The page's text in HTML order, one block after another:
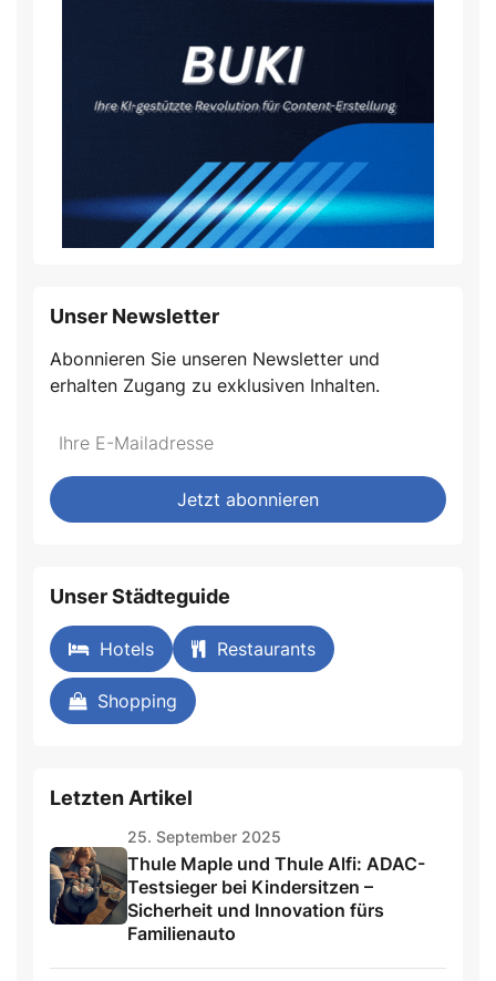
Unser Newsletter
Abonnieren Sie unseren Newsletter und
erhalten Zugang zu exklusiven Inhalten.
Jetzt abonnieren
Unser Städteguide
Hotels Restaurants
Shopping
Letzten Artikel
25. September 2025
Thule Maple und Thule Alfi: ADAC-
Testsieger bei Kindersitzen –
Sicherheit und Innovation fürs
Familienauto